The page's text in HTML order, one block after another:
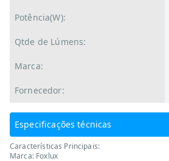
Potência(W):
Qtde de Lúmens:
Marca:
Fornecedor:
Especificações técnicas
Características Principais:
Marca: Foxlux